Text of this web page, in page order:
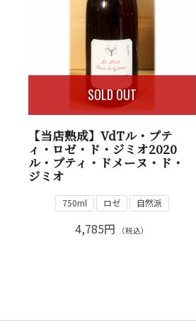
SOLD OUT
【当店熟成】VdTル・プテ
ィ・ロゼ・ド・ジミオ2020
ル・プティ・ドメーヌ・ド・
ジミオ
750ml ロゼ 自然派
4,785円 （税込）